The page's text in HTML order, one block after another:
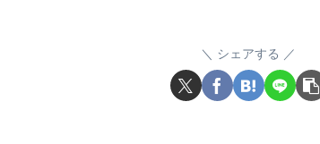
シェアする